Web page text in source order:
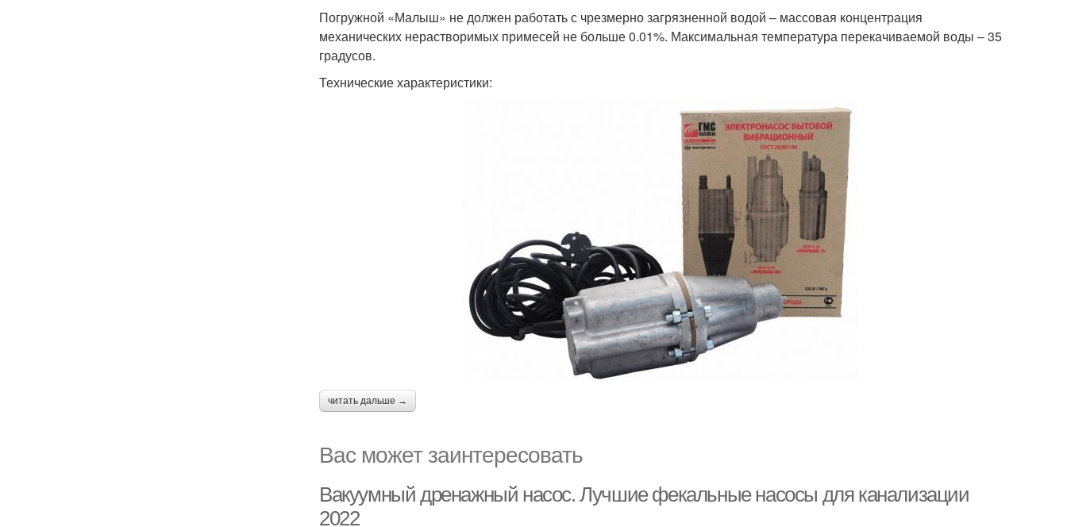
Погружной «Малыш» не должен работать с чрезмерно загрязненной водой – массовая концентрация
механических нерастворимых примесей не больше 0.01%. Максимальная температура перекачиваемой воды – 35
градусов.
Технические характеристики:
читать дальше →
Вас может заинтересовать
Вакуумный дренажный насос. Лучшие фекальные насосы для канализации
2022